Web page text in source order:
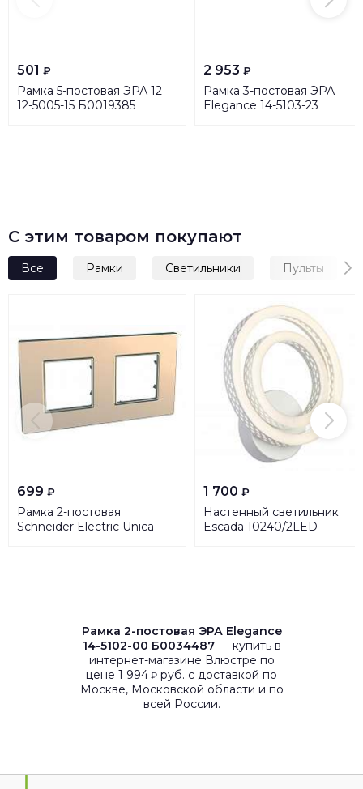
501 ₽
Рамка 5-постовая ЭРА 12
12-5005-15 Б0019385
2 953 ₽
Рамка 3-постовая ЭРА
Elegance 14-5103-23
С этим товаром покупают
Все Рамки Светильники Пульты
699 ₽
Рамка 2-постовая
Schneider Electric Unica
1 700 ₽
Настенный светильник
Escada 10240/2LED
Рамка 2-постовая ЭРА Elegance
14-5102-00 Б0034487— купить в
интернет-магазине Влюстре по
цене 1 994 ₽ руб. с доставкой по
Москве, Московской области и по
всей России.